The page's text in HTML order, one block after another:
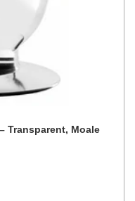
Transparent, Moale